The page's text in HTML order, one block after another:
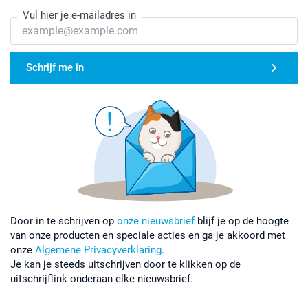
Vul hier je e-mailadres in
Schrijf me in
Door in te schrijven op onze nieuwsbriefblijf je op de hoogte
van onze producten en speciale acties en ga je akkoord met
onze Algemene Privacyverklaring.
Je kan je steeds uitschrijven door te klikken op de
uitschrijflink onderaan elke nieuwsbrief.